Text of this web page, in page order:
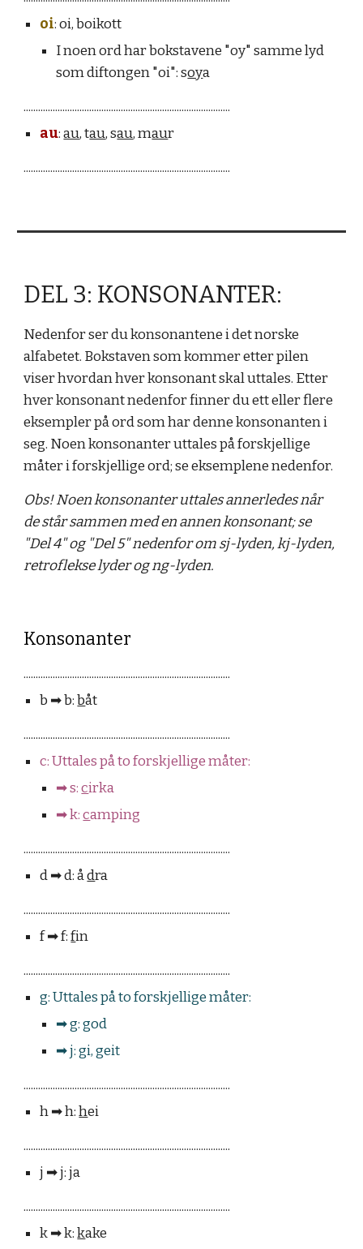
oi: oi, boikott
Inoen ord har bokstavene "oy" samme lyd
som diftongen "oi": soya
.....................................................................................
au:au, tau, sau, maur
.....................................................................................
DEL 3: KONSONANTER:
Nedenfor ser dukonsonantenei det norske
alfabetet. Bokstaven som kommer etter pilen
viser hvordan hverkonsonantskal uttales. Etter
hverkonsonantnedenfor finner du ett eller flere
eksempler på ord som har dennekonsonanteni
seg. Noenkonsonanteruttales på forskjellige
måter i forskjellige ord; se eksemplene nedenfor.
Obs! Noen konsonanter uttales annerledes når
de står sammen med en annen konsonant; se
"Del4" og "Del5"nedenfor omsj-lyden, kj-lyden,
retroflekse lyder og ng-lyden.
Konsonanter
.....................................................................................
b ➡︎b:båt
.....................................................................................
c: Uttales på to forskjellige måter:
➡︎s:cirka
➡︎k:camping
.....................................................................................
d➡︎d: ådra
.....................................................................................
f➡︎f:fin
.....................................................................................
g: Uttales på to forskjellige måter:
➡︎g:god
➡︎j:gi, geit
.....................................................................................
h➡︎h:hei
.....................................................................................
j ➡︎j:ja
.....................................................................................
k➡︎k:kake